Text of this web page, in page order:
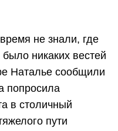
не знали, где
никаких вестей
Наталье сообщили
попросила
в столичный
пути